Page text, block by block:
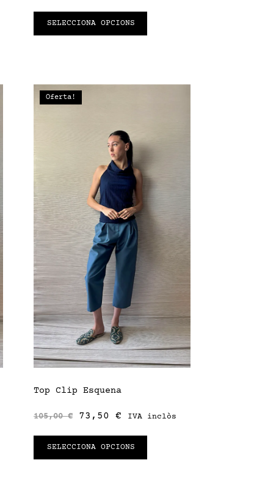
SELECCIONA OPCIONS
Oferta!
Top Clip Esquena
105,00€ 73,50 € IVA inclòs
SELECCIONA OPCIONS